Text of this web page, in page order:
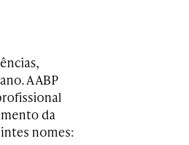
A ABP
da
nomes: